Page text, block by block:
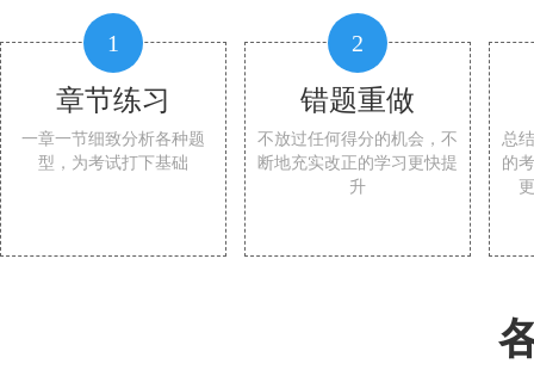
1
章节练习
一章一节细致分析各种题
型，为考试打下基础
2
错题重做
不放过任何得分的机会，不
断地充实改正的学习更快提
升
总
的